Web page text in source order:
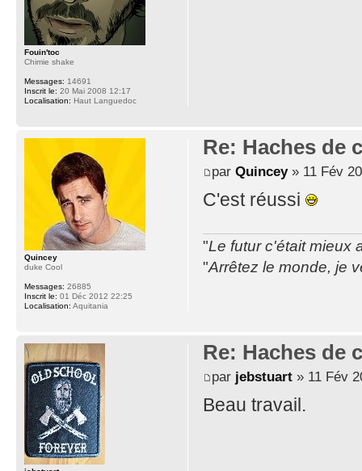
Fouin'toc
Chimie shake
Messages: 14691
Inscrit le: 20 Mai 2008 12:17
Localisation: Haut Languedoc
Re: Haches de
par Quincey» 11 Fév
C'est réussi
"Le futur c'était mieux
"Arrêtez le monde, je
Quincey
duke Cool
Messages: 26885
Inscrit le: 01 Déc 2012 22:25
Localisation: Aquitania
Re: Haches de
par jebstuart» 11 Fév
Beau travail.